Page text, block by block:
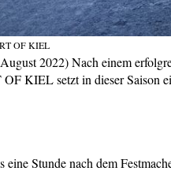
OF KIEL
2022) Nach einem
KIEL setzt in dieser Saison
eine Stunde nach dem